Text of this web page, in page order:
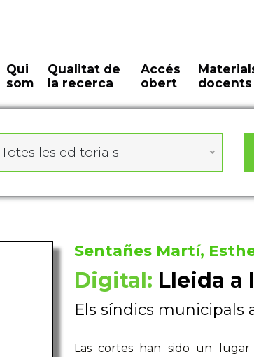
Qui
som
Qualitat de
la recerca
Accés
obert
docents
Totes les editorials
Sentañes Martí,
Digital: Lleida a
Els síndics municipals
Las cortes han sido un